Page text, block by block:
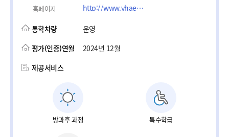
홈페이지 http://www.yhae.es.kr
통학차량
운영
평가(인증)연월
2024년 12월
제공서비스
방과후 과정 특수학급